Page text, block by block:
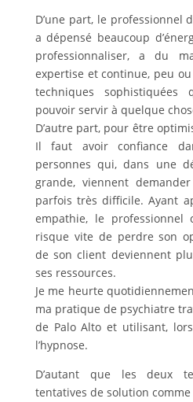
D’une part, le professionnel
a dépensé beaucoup
professionnaliser, a du
expertise et continue, peu
techniques
pouvoir servir à quelque
D’autre part, pour être
Il faut avoir confiance
personnes qui, dans une
grande, viennent
parfois très difficile. Ayant
empathie, le
risque vite de perdre son
de son client deviennent
ses ressources.
Je me heurte
ma pratique de psychiatre
de Palo Alto et utilisant,
l’hypnose.
D’autant que les deux
tentatives de solution comme